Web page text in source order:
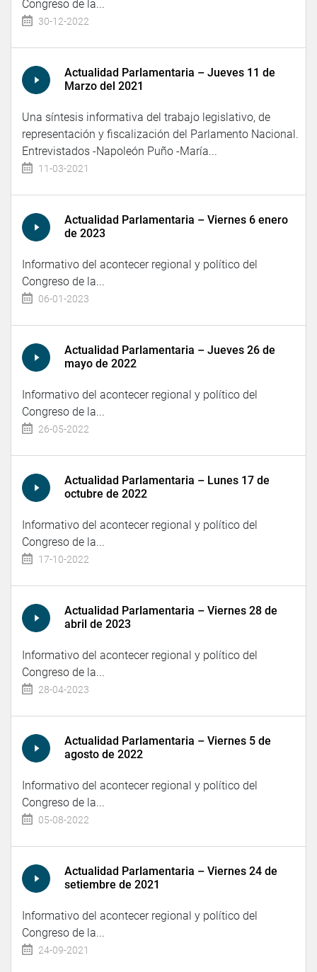
Congreso de la...
30-12-2022
Actualidad Parlamentaria – Jueves 11 de
Marzo del 2021
Una síntesis informativa del trabajo legislativo, de
representación y fiscalización del Parlamento Nacional.
Entrevistados -Napoleón Puño -María...
11-03-2021
Actualidad Parlamentaria – Viernes 6 enero
de 2023
Informativo del acontecer regional y político del
Congreso de la...
06-01-2023
Actualidad Parlamentaria – Jueves 26 de
mayo de 2022
Informativo del acontecer regional y político del
Congreso de la...
26-05-2022
Actualidad Parlamentaria – Lunes 17 de
octubre de 2022
Informativo del acontecer regional y político del
Congreso de la...
17-10-2022
Actualidad Parlamentaria – Viernes 28 de
abril de 2023
Informativo del acontecer regional y político del
Congreso de la...
28-04-2023
Actualidad Parlamentaria – Viernes 5 de
agosto de 2022
Informativo del acontecer regional y político del
Congreso de la...
05-08-2022
Actualidad Parlamentaria – Viernes 24 de
setiembre de 2021
Informativo del acontecer regional y político del
Congreso de la...
24-09-2021